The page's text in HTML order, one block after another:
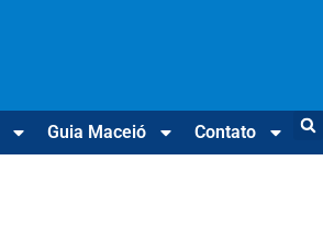
Guia Maceió Contato